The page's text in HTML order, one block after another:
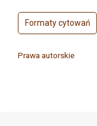
Formaty cytowań
Prawa autorskie